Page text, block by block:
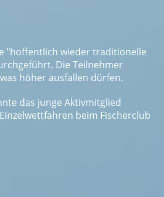
"hoffentlich wieder traditio­nelle
Die Teilnehmer­
höher ausfallen dürfen.
das junge Aktivmitglied
beim Fischerclub